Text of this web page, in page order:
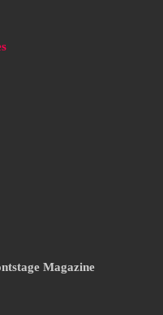
Magazine